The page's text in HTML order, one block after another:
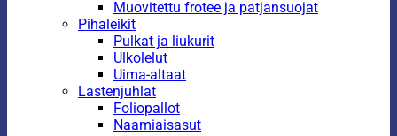
Muovitettu frotee ja patjansuojat
Pihaleikit
Pulkat ja liukurit
Ulkolelut
Uima-altaat
Lastenjuhlat
Foliopallot
Naamiaisasut